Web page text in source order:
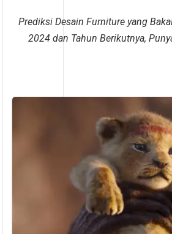
Prediksi Desain Furniture yang
2024 dan Tahun Berikutnya,